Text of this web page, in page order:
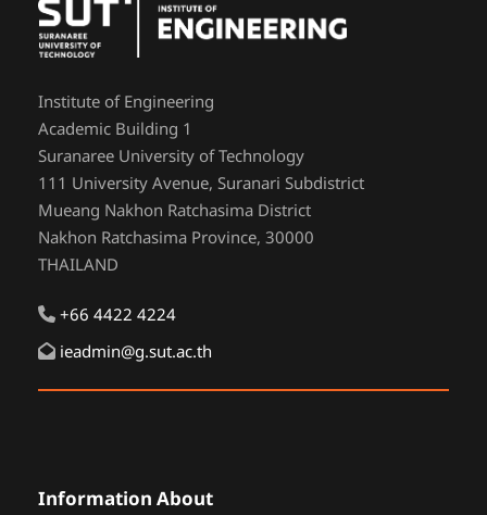
Institute of Engineering
Academic Building 1
Suranaree University of Technology
111 University Avenue, Suranari Subdistrict
Mueang Nakhon Ratchasima District
Nakhon Ratchasima Province, 30000
THAILAND
+66 4422 4224
ieadmin@g.sut.ac.th
Information About